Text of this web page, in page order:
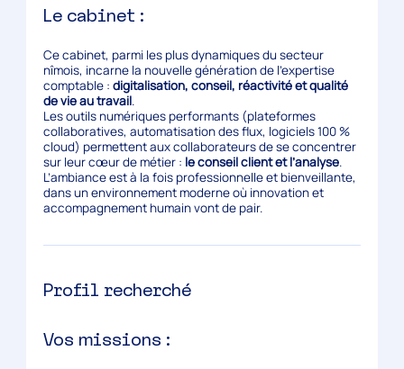
Le cabinet :
Ce cabinet, parmi les plus dynamiques du secteur
nîmois, incarne la nouvelle génération de l’expertise
comptable :digitalisation, conseil, réactivité et qualité
de vie au travail.
Les outils numériques performants (plateformes
collaboratives, automatisation des flux, logiciels 100 %
cloud) permettent aux collaborateurs de se concentrer
sur leur cœur de métier : le conseil client et l’analyse.
L’ambiance est à la fois professionnelle et bienveillante,
dans un environnement moderne où innovation et
accompagnement humain vont de pair.
Profil recherché
Vos missions :